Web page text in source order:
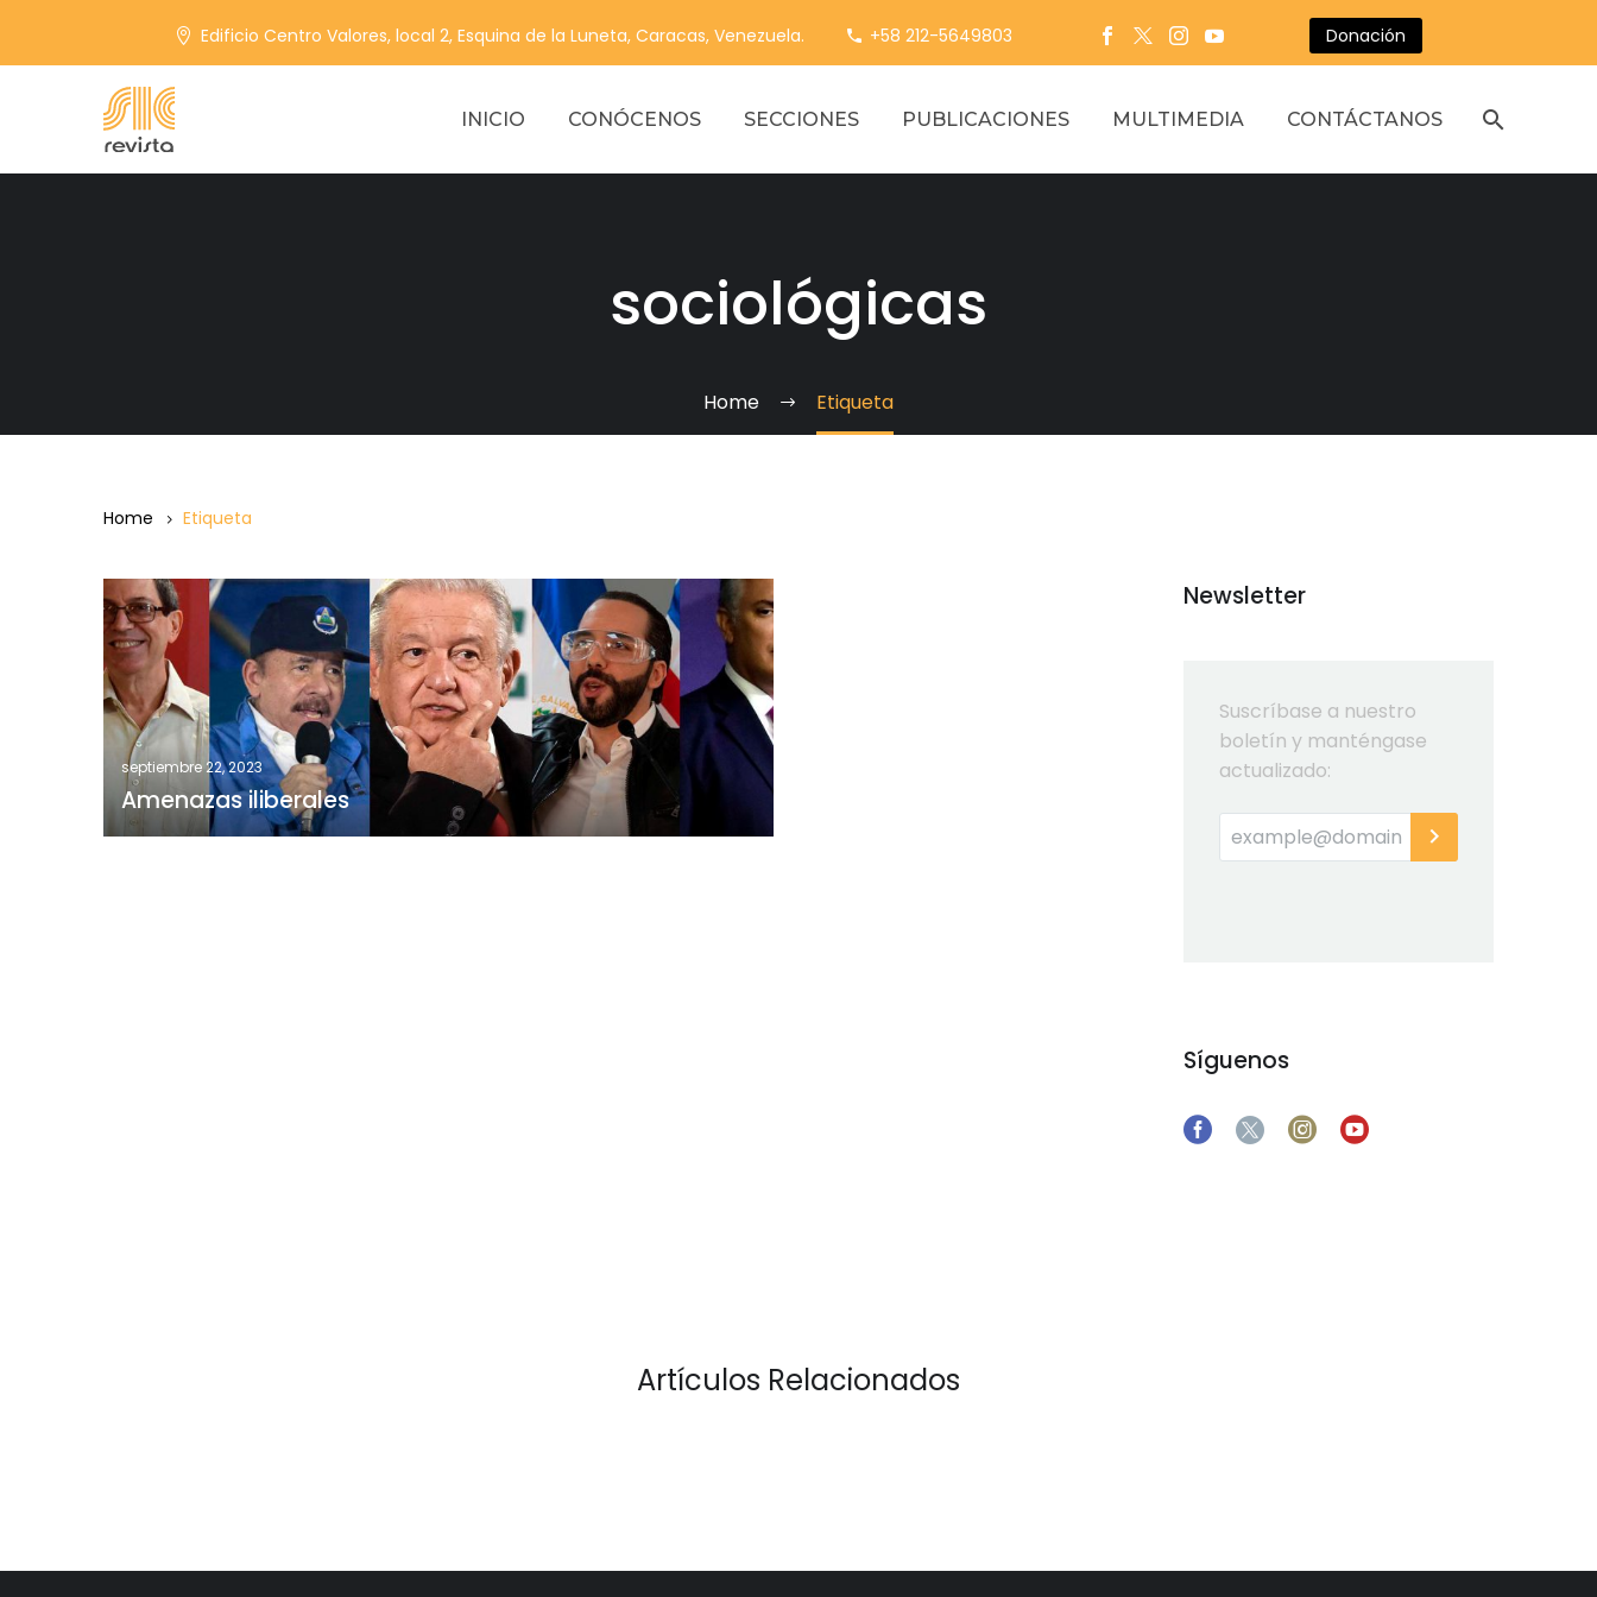
Edificio Centro Valores, local 2, Esquina de la Luneta, Caracas, Venezuela. +58 212-5649803 Donación
INICIO CONÓCENOS SECCIONES PUBLICACIONES MULTIMEDIA CONTÁCTANOS
sociológicas
Home Etiqueta
Home Etiqueta
Amenazas
iliberales
septiembre 22, 2023
Amenazas iliberales
Newsletter
Suscríbase a nuestro
boletín y manténgase
actualizado:
Síguenos
Artículos Relacionados